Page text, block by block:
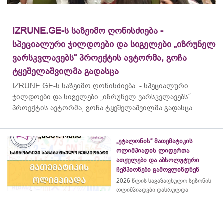
IZRUNE.GE-ს საზეიმო ღონისძიება -
სპეციალური ჯილდოები და სიგელები „იზრუნელ
ვარსკვლავებს“ პროექტის ავტორმა, გოჩა
ტყეშელაშვილმა გადასცა
IZRUNE.GE-ს საზეიმო ღონისძიება - სპეციალური
ჯილდოები და სიგელები „იზრუნელ ვარსკვლავებს“
პროექტის ავტორმა, გოჩა ტყეშელაშვილმა გადასცა
„ეტალონის“ მათემატიკის
ოლიმპიადის ლიდერთა
ათეულები და აბსოლუტური
ჩემპიონები გამოვლინდნენ
2026 წლის საგაზაფხულო სეზონის
ოლიმპიადები დასრულდა